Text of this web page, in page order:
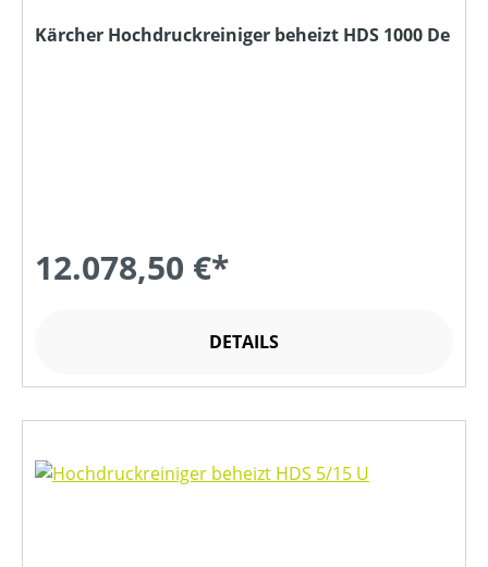
Kärcher Hochdruckreiniger beheizt HDS 1000 De
12.078,50 €*
DETAILS